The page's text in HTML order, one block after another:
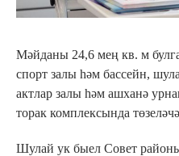
Мәйданы 24,6 мең кв. м
спорт залы һәм бассейн,
актлар залы һәм ашханә
торак комплексында
Шулай ук быел Совет